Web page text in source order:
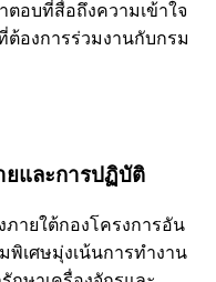
อบที่สื่อถึงความเข้าใจ
องการร่วมงานกับกรม
ยและการปฏิบัติ
ายใต้กองโครงการอัน
พิเศษมุ่งเน้นการทำงาน